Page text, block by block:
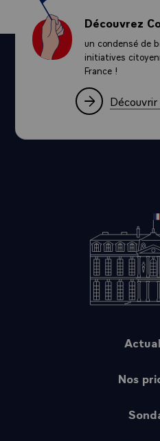
Découvrez
un condensé de
initiatives
France !
Nos